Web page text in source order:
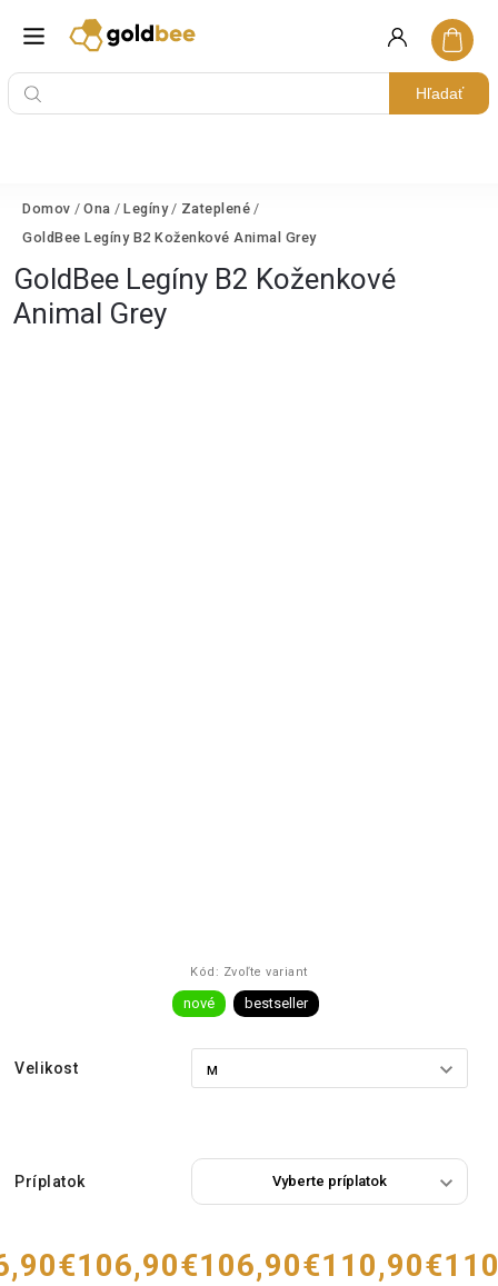
Hľadať
Domov / Ona / Legíny / Zateplené /
GoldBee Legíny B2 Koženkové Animal Grey
GoldBee Legíny B2 Koženkové
Animal Grey
Kód: Zvoľte variant
nové bestseller
Velikost
Príplatok
€106,90€106,90€110,90